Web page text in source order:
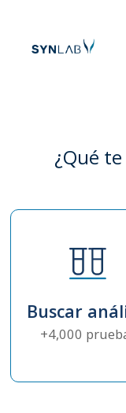
¿Qué
Buscar
+4,000